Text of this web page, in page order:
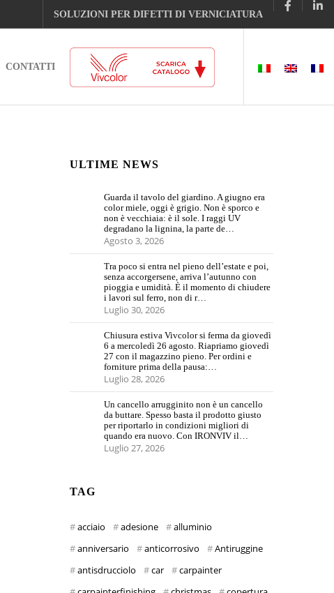
SOLUZIONI PER DIFETTI DI VERNICIATURA
CONTATTI
ULTIME NEWS
Guarda il tavolo del giardino. A giugno era
color miele, oggi è grigio. Non è sporco e
non è vecchiaia: è il sole. I raggi UV
degradano la lignina, la parte de…
Agosto 3, 2026
Tra poco si entra nel pieno dell’estate e poi,
senza accorgersene, arriva l’autunno con
pioggia e umidità. È il momento di chiudere
i lavori sul ferro, non di r…
Luglio 30, 2026
Chiusura estiva Vivcolor si ferma da giovedì
6 a mercoledì 26 agosto. Riapriamo giovedì
27 con il magazzino pieno. Per ordini e
forniture prima della pausa:…
Luglio 28, 2026
Un cancello arrugginito non è un cancello
da buttare. Spesso basta il prodotto giusto
per riportarlo in condizioni migliori di
quando era nuovo. Con IRONVIV il…
Luglio 27, 2026
TAG
acciaio adesione
alluminio
anniversario
anticorrosivo
Antiruggine
antisdrucciolo
car
carpainter